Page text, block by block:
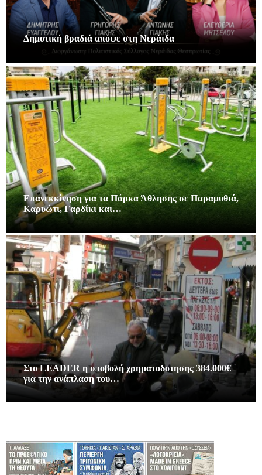
Δημοτική βραδιά απόψε στη Νεράιδα
Επανεκκίνηση για τα Πάρκα Άθλησης σε Παραμυθιά,
Καρυώτι, Γαρδίκι και…
Στο LEADER η υποβολή χρηματοδοτησης 384.000€
για την ανάπλαση του…